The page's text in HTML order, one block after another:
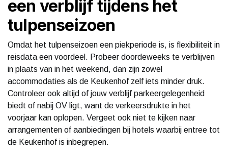
een verblijf tijdens het
tulpenseizoen
Omdat het tulpenseizoen een piekperiode is, is flexibiliteit in
reisdata een voordeel. Probeer doordeweeks te verblijven
in plaats van in het weekend, dan zijn zowel
accommodaties als de Keukenhof zelf iets minder druk.
Controleer ook altijd of jouw verblijf parkeergelegenheid
biedt of nabij OV ligt, want de verkeersdrukte in het
voorjaar kan oplopen. Vergeet ook niet te kijken naar
arrangementen of aanbiedingen bij hotels waarbij entree tot
de Keukenhof is inbegrepen.